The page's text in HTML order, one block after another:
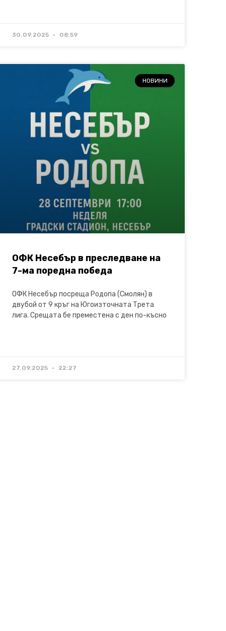
30.09.2025 08:59
НОВИНИ
ОФК Несебър в преследване на
7-ма поредна победа
ОФК Несебър посреща Родопа (Смолян) в
двубой от 9 кръг на Югоизточната Трета
лига. Срещата бе преместена с ден по-късно
27.09.2025 22:27